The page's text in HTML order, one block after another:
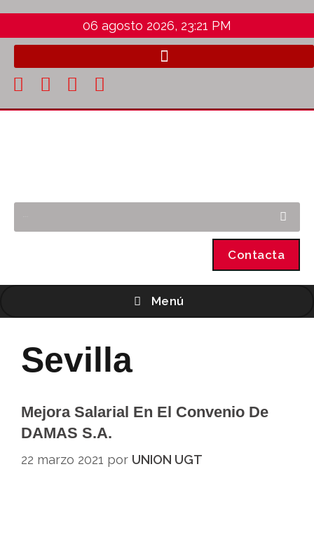
06 agosto 2026, 23:21 PM
Contacta
Menú
Sevilla
Mejora Salarial En El Convenio De
DAMAS S.A.
22 marzo 2021 por UNION UGT